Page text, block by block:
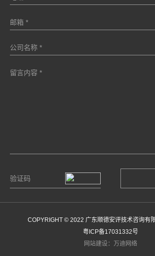
COPYRIGHT © 2022 广东顺德安评技术咨询有
粤ICP备17031332号
网站建设：万迪网络